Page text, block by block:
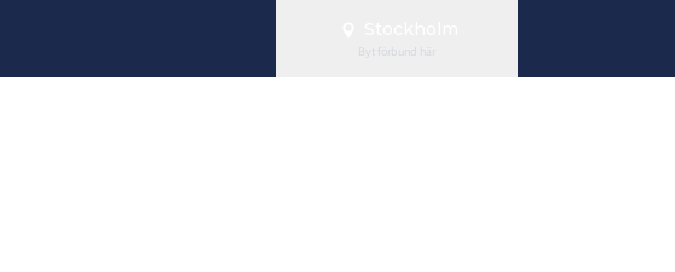
Byt förbund här